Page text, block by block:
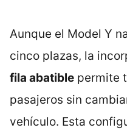
Aunque el Model Y
cinco plazas, la
fila abatible permite
pasajeros sin
vehículo. Esta